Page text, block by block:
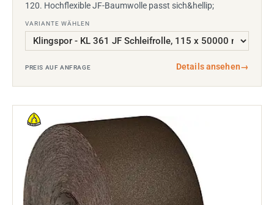
120. Hochflexible JF-Baumwolle passt sich&hellip;
VARIANTE WÄHLEN
PREIS AUF ANFRAGE Details ansehen→